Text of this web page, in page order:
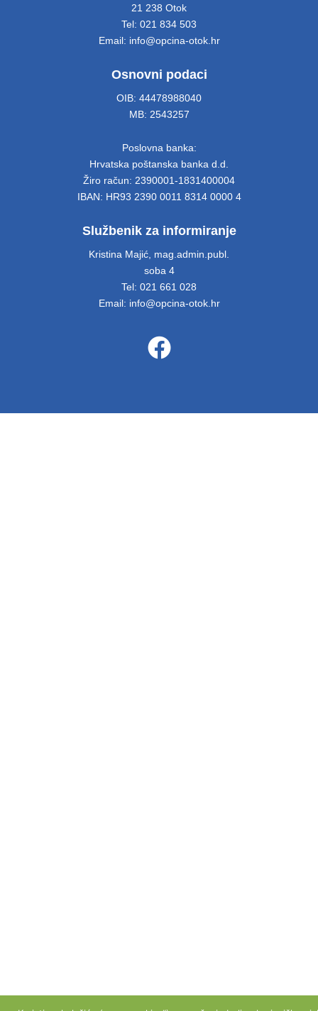
21 238 Otok
Tel: 021 834 503
Email: info@opcina-otok.hr
Osnovni podaci
OIB: 44478988040
MB: 2543257
Poslovna banka:
Hrvatska poštanska banka d.d.
Žiro račun: 2390001-1831400004
IBAN: HR93 2390 0011 8314 0000 4
Službenik za informiranje
Kristina Majić, mag.admin.publ.
soba 4
Tel: 021 661 028
Email: info@opcina-otok.hr